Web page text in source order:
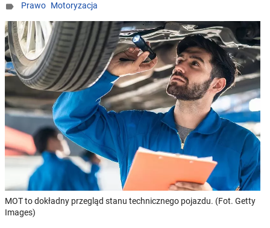

Prawo Motoryzacja
MOT to dokładny przegląd stanu technicznego pojazdu. (Fot. Getty
Images)